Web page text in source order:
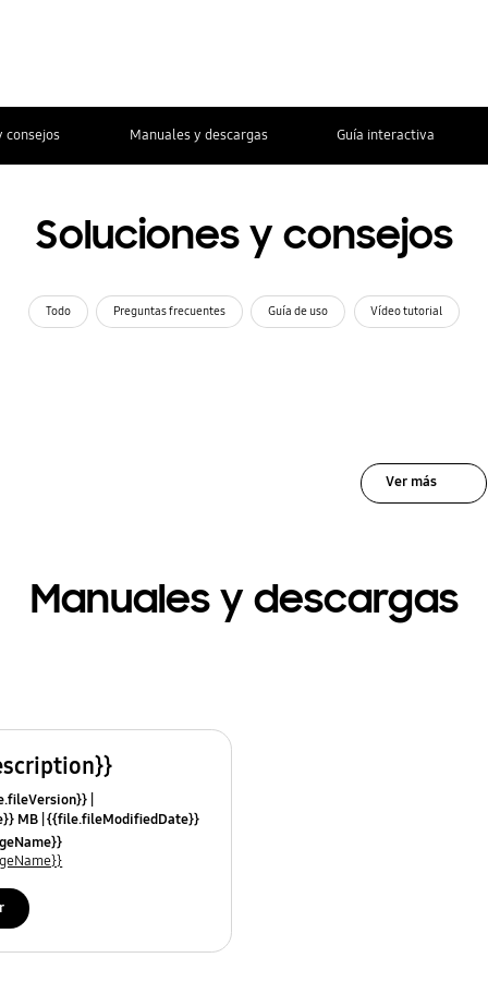
consejos Manuales y descargas Guía interactiva
Soluciones y consejos
Todo Preguntas frecuentes Guía de uso Vídeo tutorial
Ver más
Manuales y descargas
MB {{file.fileModifiedDate}}